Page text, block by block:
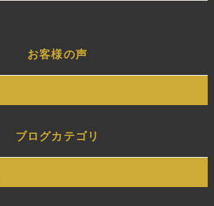
お客様の声
ブログカテゴリ